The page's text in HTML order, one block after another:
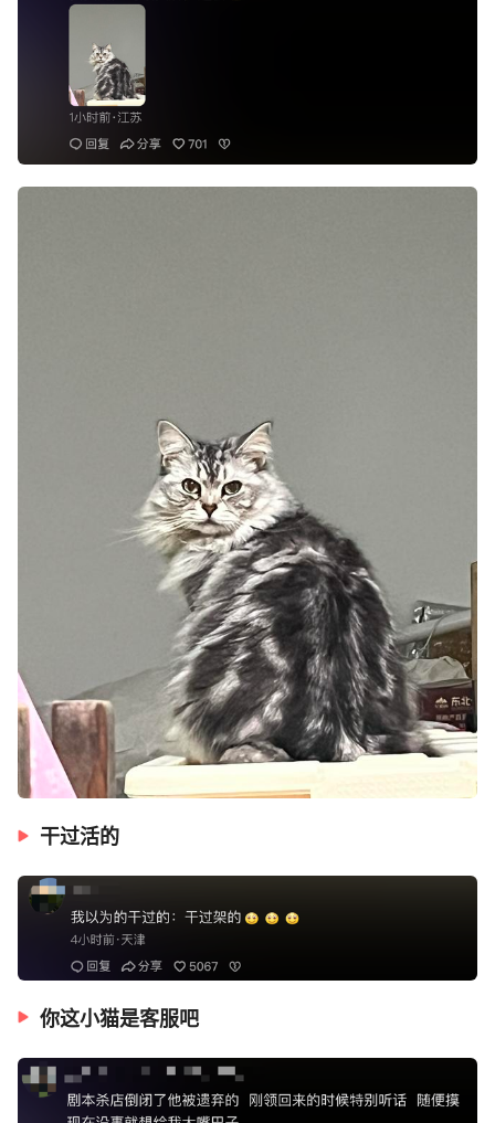
干过活的
你这小猫是客服吧